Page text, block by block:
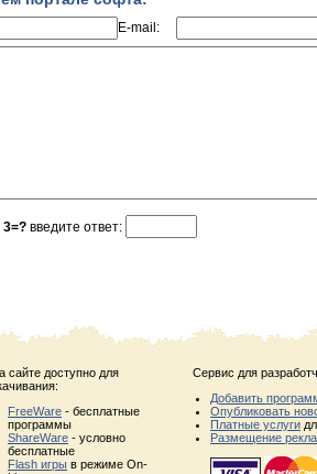
E-mail:
3=? введите ответ:
сайте доступно для
FreeWare - бесплатные
программы
ShareWare - условно
бесплатные
Flash игры в режиме On-
Сервис для
Добавить
Опубликовать
Платные услуги
Размещение